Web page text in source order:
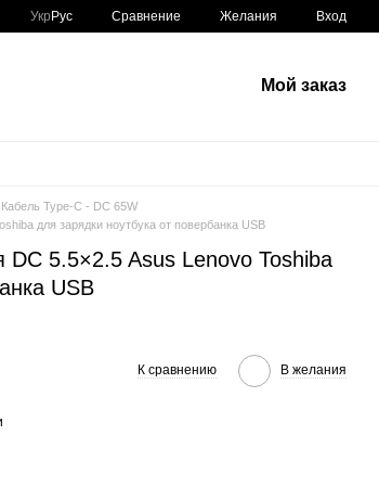
Укр Рус Сравнение Желания Вход
Мой заказ
Кабель Type-C - DC 65W
для зарядки ноутбука от повербанка USB
DC 5.5×2.5 Asus Lenovo Toshiba
USB
К сравнению В желания